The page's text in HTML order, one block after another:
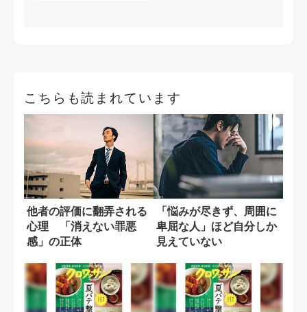
こちらも読まれています
他者の評価に翻弄される
心理 「消えない罪悪
感」の正体
「悩みが尽きず、周囲に
卑屈な人」ほど自分しか
見えていない